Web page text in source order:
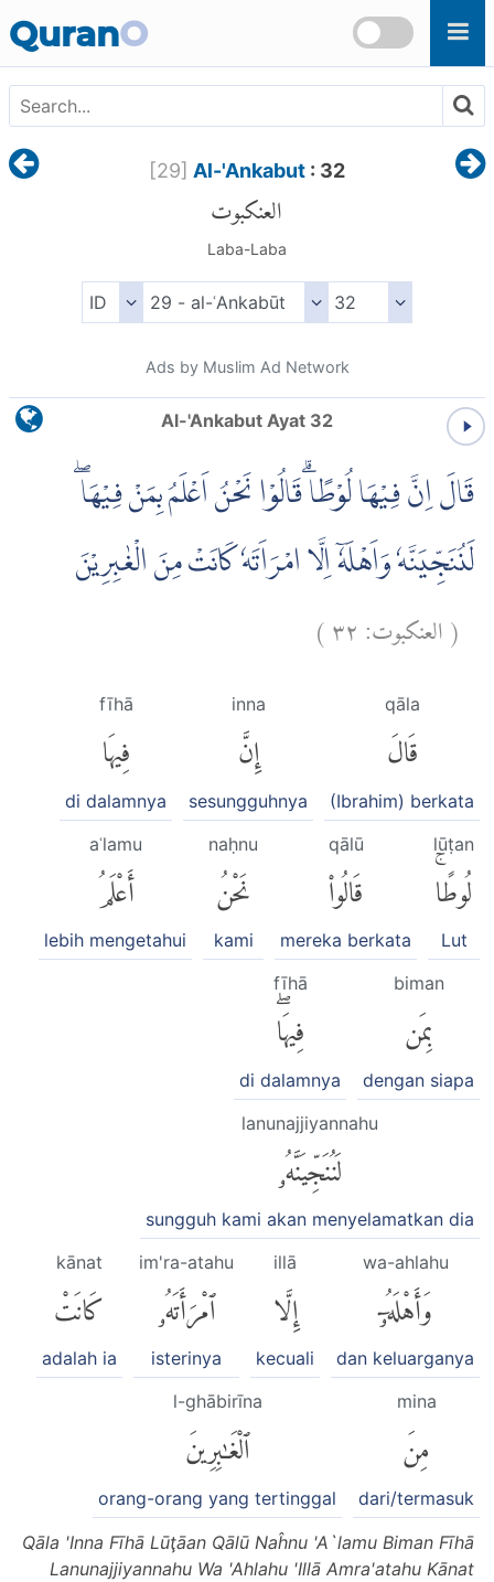
QuranO
[29] Al-'Ankabut: 32
العنكبوت
Laba-Laba
Ads by Muslim Ad Network
Al-'Ankabut Ayat 32
قَالَ اِنَّ فِيْهَا لُوْطًا ۗقَالُوْا نَحْنُ اَعْلَمُ بِمَنْ فِيْهَا ۖ
لَنُنَجِّيَنَّهٗ وَاَهْلَهٗٓ اِلَّا امْرَاَتَهٗ كَانَتْ مِنَ الْغٰبِرِيْنَ
(العنكبوت:٣٢)
qāla
قَالَ
(Ibrahim) berkata
inna
إِنَّ
sesungguhnya
fīhā
فِيهَا
di dalamnya
lūṭan
لُوطًاۚ
Lut
qālū
قَالُوا۟
mereka berkata
naḥnu
نَحْنُ
kami
aʿlamu
أَعْلَمُ
lebih mengetahui
biman
بِمَن
dengan siapa
fīhā
فِيهَاۖ
di dalamnya
lanunajjiyannahu
لَنُنَجِّيَنَّهُۥ
sungguh kami akan menyelamatkan dia
wa-ahlahu
وَأَهْلَهُۥٓ
dan keluarganya
illā
إِلَّا
kecuali
im'ra-atahu
ٱمْرَأَتَهُۥ
isterinya
kānat
كَانَتْ
adalah ia
mina
مِنَ
dari/termasuk
l-ghābirīna
ٱلْغَٰبِرِينَ
orang-orang yang tertinggal
Qāla 'Inna Fīhā Lūţāan Qālū Naĥnu 'A`lamu Biman Fīhā
Lanunajjiyannahu Wa 'Ahlahu 'Illā Amra'atahu Kānat